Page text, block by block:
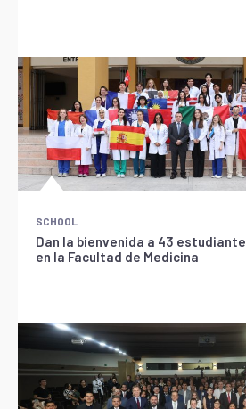
SCHOOL
Dan la bienvenida a 43
en la Facultad de Medicina